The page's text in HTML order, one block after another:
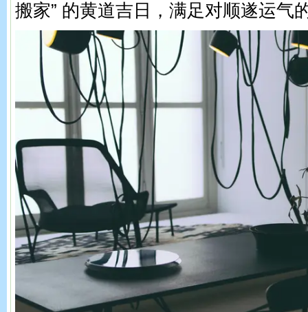
搬家” 的黄道吉日，满足对顺遂运气